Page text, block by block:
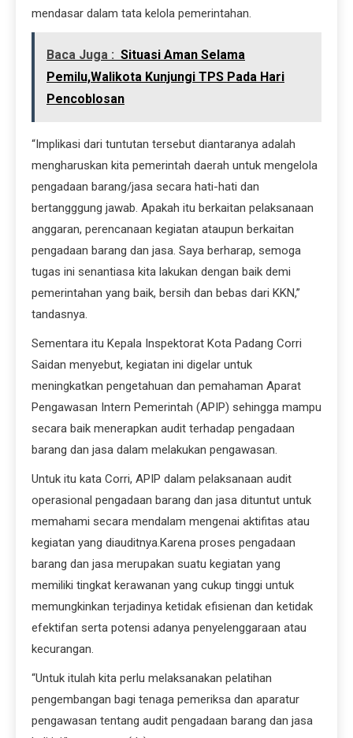
mendasar dalam tata kelola pemerintahan.
Baca Juga : Situasi Aman Selama
Pemilu,Walikota Kunjungi TPS Pada Hari
Pencoblosan
“Implikasi dari tuntutan tersebut diantaranya adalah
mengharuskan kita pemerintah daerah untuk mengelola
pengadaan barang/jasa secara hati-hati dan
bertangggung jawab. Apakah itu berkaitan pelaksanaan
anggaran, perencanaan kegiatan ataupun berkaitan
pengadaan barang dan jasa. Saya berharap, semoga
tugas ini senantiasa kita lakukan dengan baik demi
pemerintahan yang baik, bersih dan bebas dari KKN,”
tandasnya.
Sementara itu Kepala Inspektorat Kota Padang Corri
Saidan menyebut, kegiatan ini digelar untuk
meningkatkan pengetahuan dan pemahaman Aparat
Pengawasan Intern Pemerintah (APIP) sehingga mampu
secara baik menerapkan audit terhadap pengadaan
barang dan jasa dalam melakukan pengawasan.
Untuk itu kata Corri, APIP dalam pelaksanaan audit
operasional pengadaan barang dan jasa dituntut untuk
memahami secara mendalam mengenai aktifitas atau
kegiatan yang diauditnya.Karena proses pengadaan
barang dan jasa merupakan suatu kegiatan yang
memiliki tingkat kerawanan yang cukup tinggi untuk
memungkinkan terjadinya ketidak efisienan dan ketidak
efektifan serta potensi adanya penyelenggaraan atau
kecurangan.
“Untuk itulah kita perlu melaksanakan pelatihan
pengembangan bagi tenaga pemeriksa dan aparatur
pengawasan tentang audit pengadaan barang dan jasa